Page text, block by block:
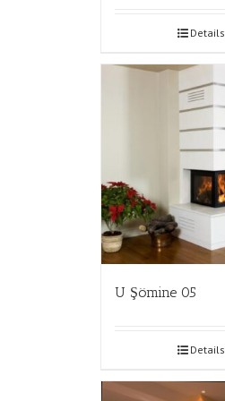
Details
U Şömine 05
Details